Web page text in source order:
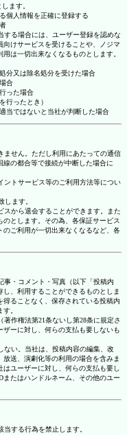
ます。
個人情報を正確に登録する
する場合には、ユーザー登録を認めな
けサービスを受けることや、ノジマ
は一切出来なくなるものとします。
分又は除名処分を受けた場合
合
った場合
行ったとき）
当ではないと当社が判断した場合
ません。ただし利用にあたっての通信
の都合等で接続が中断した場合に
ントサービス等のご利用方法等につい
します。
スから退会することができます。また
とします。その為、各保証サービス
ご利用が一切出来なくなるなど、各
事・コメント・写真（以下「投稿内
、利用することができるものとしま
ることなく、保存されている投稿内
。
作権法第21条ないし第28条に規定さ
ーに対し、何らの支払も要しないも
ない。当社は、投稿内容の編集、改
送、演劇化等の利用の場合を含みま
ユーザーに対し、何らの支払も要し
たはハンドルネーム、その他のユー
する行為を禁止します。